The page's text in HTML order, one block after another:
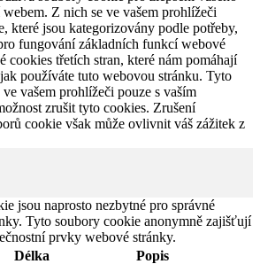
Z nich se ve vašem prohlížeči
které jsou kategorizovány podle potřeby,
fungování základních funkcí webové
cookies třetích stran, které nám pomáhají
používáte tuto webovou stránku. Tyto
vašem prohlížeči pouze s vaším
zrušit tyto cookies. Zrušení
cookie však může ovlivnit váš zážitek z
jsou naprosto nezbytné pro správné
Tyto soubory cookie anonymně zajišťují
prvky webové stránky.
Délka Popis